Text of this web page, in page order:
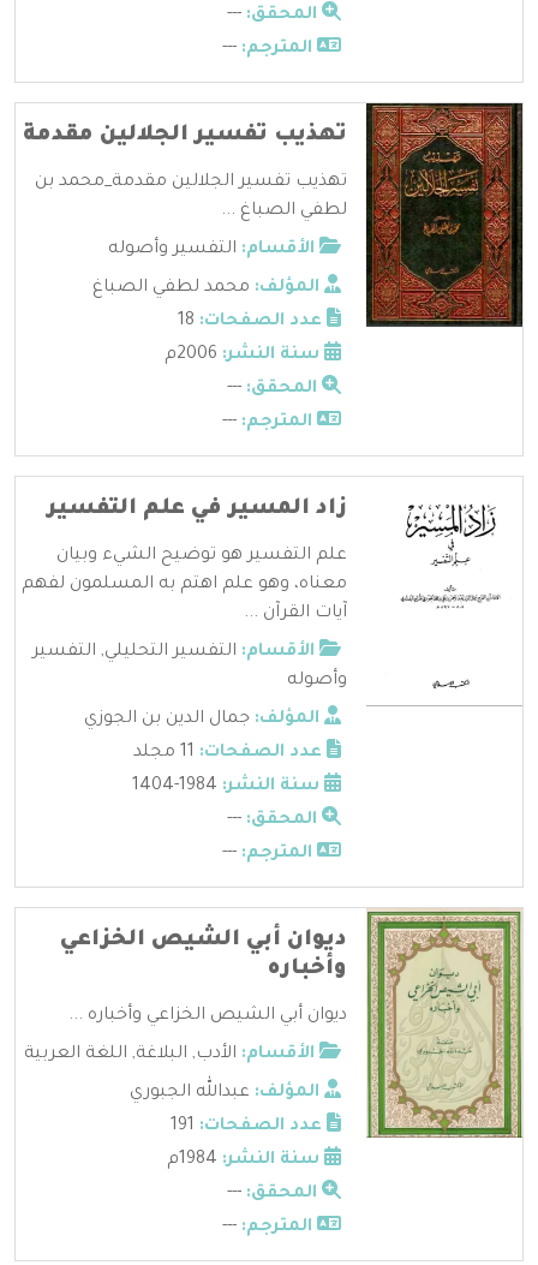
المحقق: ---
المترجم: ---
تهذيب تفسير الجلالين مقدمة
تهذيب تفسير الجلالين مقدمة_محمد بن
لطفي الصباغ ...
الأقسام: التفسير وأصوله
المؤلف: محمد لطفي الصباغ
عدد الصفحات:
سنة النشر:
المحقق: ---
المترجم: ---
زاد المسير في علم التفسير
علم التفسير هو توضيح الشيء وبيان
معناه، وهو علم اهتم به المسلمون لفهم
آيات القرآن ...
الأقسام: التفسير التحليلي, التفسير
وأصوله
المؤلف: جمال الدين بن الجوزي
عدد الصفحات:
سنة النشر:
المحقق: ---
المترجم: ---
ديوان أبي الشيص الخزاعي
وأخباره
ديوان أبي الشيص الخزاعي وأخباره ...
الأقسام: الأدب, البلاغة, اللغة العربية
المؤلف: عبدالله الجبوري
عدد الصفحات:
سنة النشر:
المحقق: ---
المترجم: ---